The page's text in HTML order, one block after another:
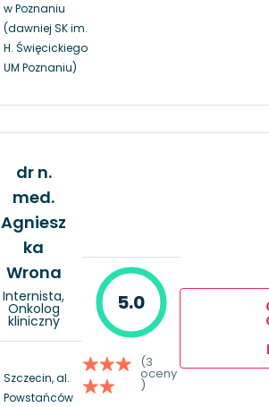
w Poznaniu
(dawniej SK im.
H. Święcickiego
UM Poznaniu)
dr n.
med.
Agniesz
ka
Wrona
Internista,
Onkolog
kliniczny
Szczecin, al.
Powstańców
5.0
(3
oceny
)